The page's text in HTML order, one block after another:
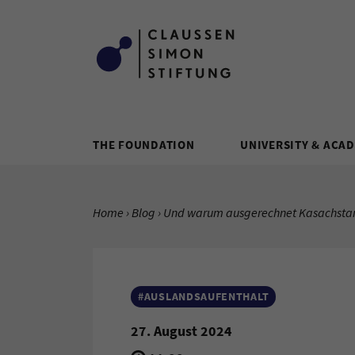
THE FOUNDATION UNIVERSITY &
YOU ARE HERE:
Home Blog Current Page:
Und warum ausgerechnet
#AUSLANDSAUFENTHALT
27. August 2024